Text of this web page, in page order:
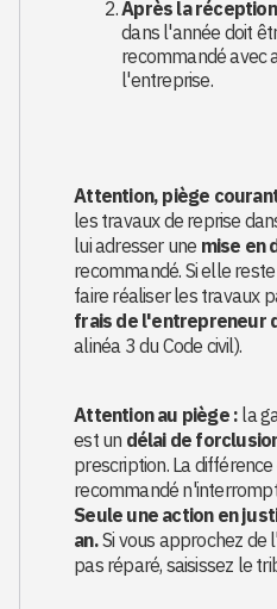
Après la réception
dans l'année doit
recommandé avec
l'entreprise.
Attention, piège
les travaux de reprise
lui adresser une mise en
recommandé. Si elle
faire réaliser les travaux
frais de l'entrepreneur
alinéa 3 du Code civil).
Attention au piège : la
est un délai de
prescription. La
recommandé
Seule une action en
an.Si vous approchez de
pas réparé, saisissez le